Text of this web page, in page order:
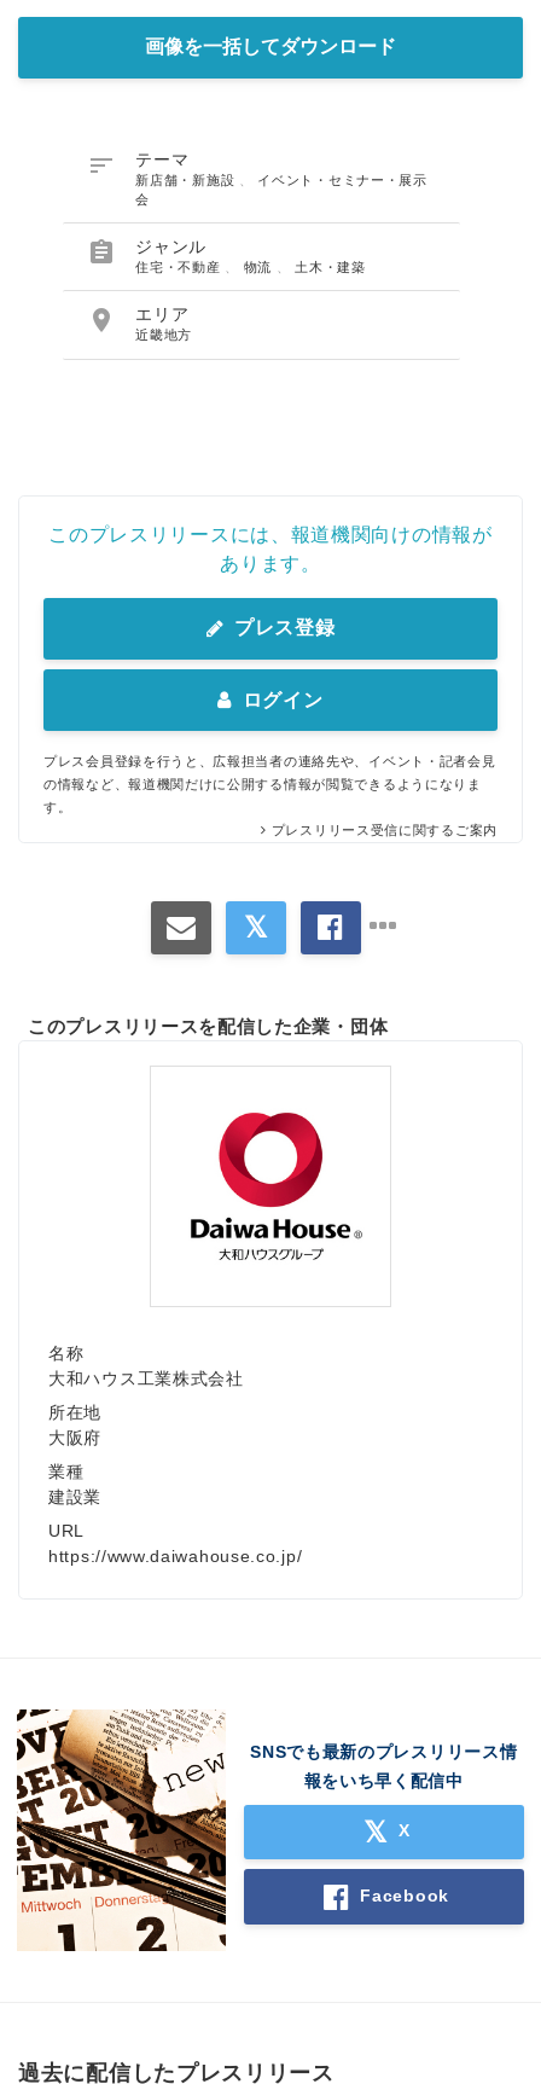
画像を一括してダウンロード
 テーマ
新店舗・新施設
イベント・セミナー・展示
会
 ジャンル
住宅・不動産 物流 土木・建築
 エリア
近畿地方
このプレスリリースには、報道機関向けの情報が
あります。
プレス登録
ログイン
プレス会員登録を行うと、広報担当者の連絡先や、イベント・記者会見
の情報など、報道機関だけに公開する情報が閲覧できるようになりま
す。
プレスリリース受信に関するご案内
このプレスリリースを配信した企業・団体
名称
大和ハウス工業株式会社
所在地
大阪府
業種
建設業
URL
https://www.daiwahouse.co.jp/
SNSでも最新のプレスリリース情
報をいち早く配信中
X
Facebook
過去に配信したプレスリリース